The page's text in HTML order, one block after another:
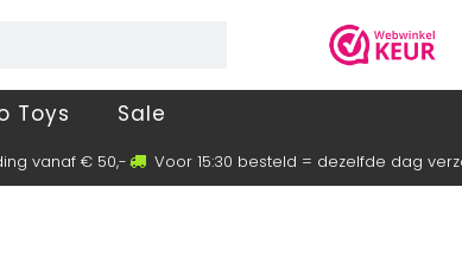
Toys Sale
vanaf € 50,- Voor 15:30 besteld = dezelfde dag